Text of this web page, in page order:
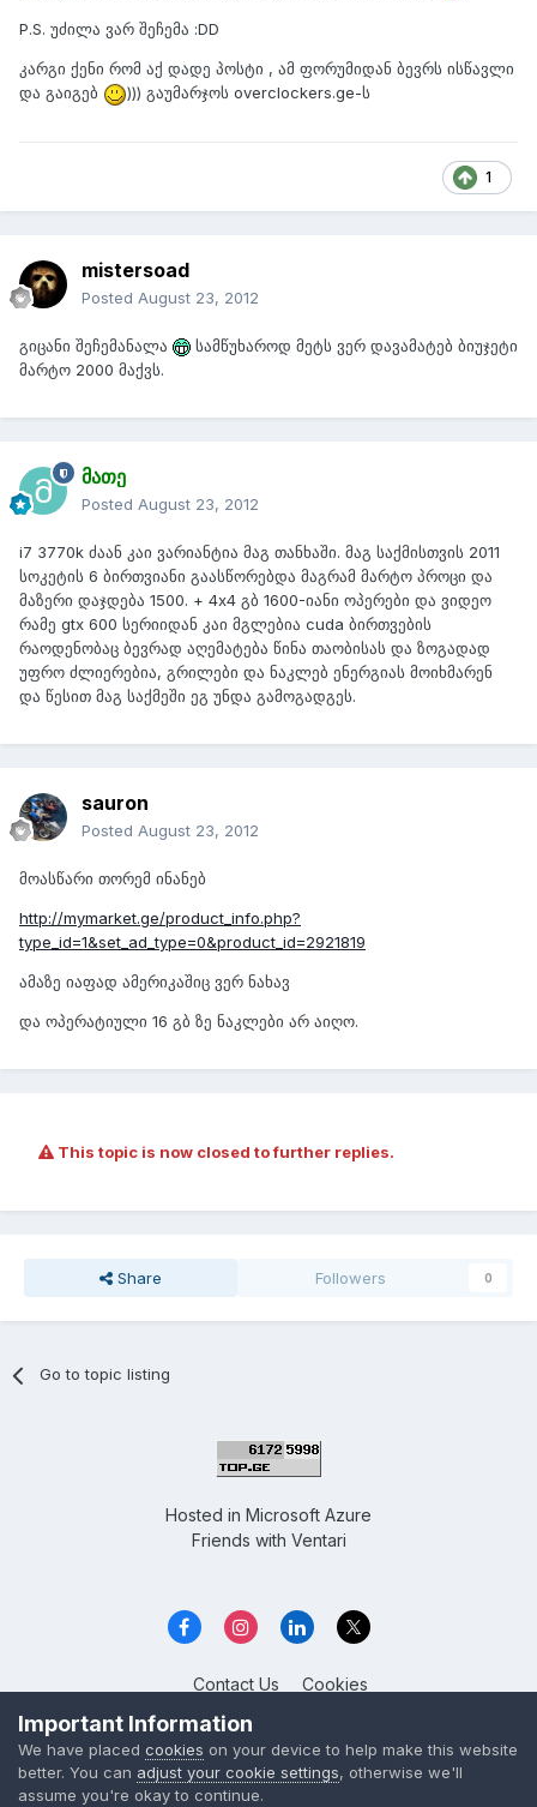
P.S. უძილა ვარ შეჩემა :DD
კარგი ქენი რომ აქ დადე პოსტი , ამ ფორუმიდან ბევრს ისწავლი
და გაიგებ
))) გაუმარჯოს overclockers.ge-ს
1
mistersoad
Posted August 23, 2012
გიცანი შეჩემანალა
სამწუხაროდ მეტს ვერ დავამატებ ბიუჯეტი
მარტო 2000 მაქვს.
მათე
Posted August 23, 2012
i7 3770k ძაან კაი ვარიანტია მაგ თანხაში. მაგ საქმისთვის 2011
სოკეტის 6 ბირთვიანი გაასწორებდა მაგრამ მარტო პროცი და
მაზერი დაჯდება 1500. + 4x4 გბ 1600-იანი ოპერები და ვიდეო
რამე gtx 600 სერიიდან კაი მგლებია cuda ბირთვების
რაოდენობაც ბევრად აღემატება წინა თაობისას და ზოგადად
უფრო ძლიერებია, გრილები და ნაკლებ ენერგიას მოიხმარენ
და წესით მაგ საქმეში ეგ უნდა გამოგადგეს.
sauron
Posted August 23, 2012
მოასწარი თორემ ინანებ
http://mymarket.ge/product_info.php?
type_id=1&set_ad_type=0&product_id=2921819
ამაზე იაფად ამერიკაშიც ვერ ნახავ
და ოპერატიული 16 გბ ზე ნაკლები არ აიღო.
This topic is now closed to further replies.
Share Followers 0
Go to topic listing
Hosted in Microsoft Azure
Friends with Ventari
Contact Us Cookies
Overclockers GE
Powered by Invision Community
Important Information
We have placed cookies on your device to help make this website
better. You can adjust your cookie settings, otherwise we'll
assume you're okay to continue.